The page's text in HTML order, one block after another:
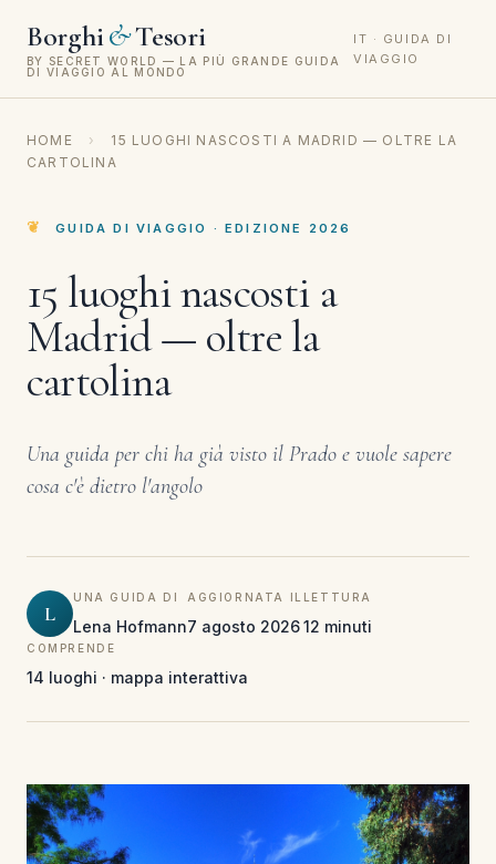
Borghi&Tesori
BY SECRET WORLD — LA PIÙ GRANDE GUIDA
DI VIAGGIO AL MONDO
IT · GUIDA DI
VIAGGIO
HOME ›
15 LUOGHI NASCOSTI A MADRID — OLTRE LA
CARTOLINA
GUIDA DI VIAGGIO · EDIZIONE 2026
15 luoghi nascosti a
Madrid — oltre la
cartolina
Una guida per chi ha già visto il Prado e vuole sapere
cosa c'è dietro l'angolo
L
UNA GUIDA DI
Lena Hofmann
AGGIORNATA IL
7 agosto 2026
LETTURA
12 minuti
COMPRENDE
14 luoghi · mappa interattiva